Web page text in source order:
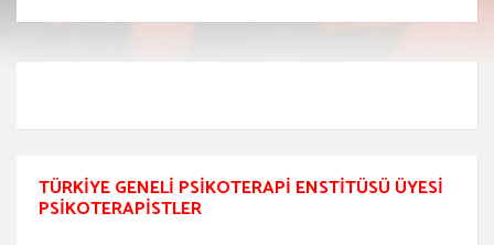
TÜRKIYE GENELI PSIKOTERAPI ENSTITÜSÜ ÜYESI
PSIKOTERAPISTLER